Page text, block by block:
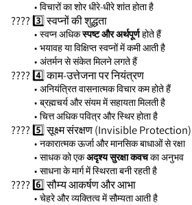
विचारों का शोर धीरे-धीरे शांत होता है
???? 3️⃣ स्वप्नों की शुद्धता
स्वप्न अधिक स्पष्ट और अर्थपूर्ण होते हैं
भयावह या विक्षिप्त स्वप्नों में कमी आती है
अंतर्मन से संकेत मिलने लगते हैं
???? 4️⃣ काम-उत्तेजना पर नियंत्रण
अनियंत्रित वासनात्मक विचार कम होते हैं
ब्रह्मचर्य और संयम में सहायता मिलती है
चित्त अधिक पवित्र और स्थिर होता है
????️ 5️⃣ सूक्ष्म संरक्षण (Invisible Protection)
नकारात्मक ऊर्जा और मानसिक बाधाओं से रक्षा
साधक को एक अदृश्य सुरक्षा कवच का अनुभव
साधना के मार्ग में स्थिरता बनी रहती है
???? 6️⃣ सौम्य आकर्षण और आभा
चेहरे और व्यक्तित्व में सौम्यता आती है